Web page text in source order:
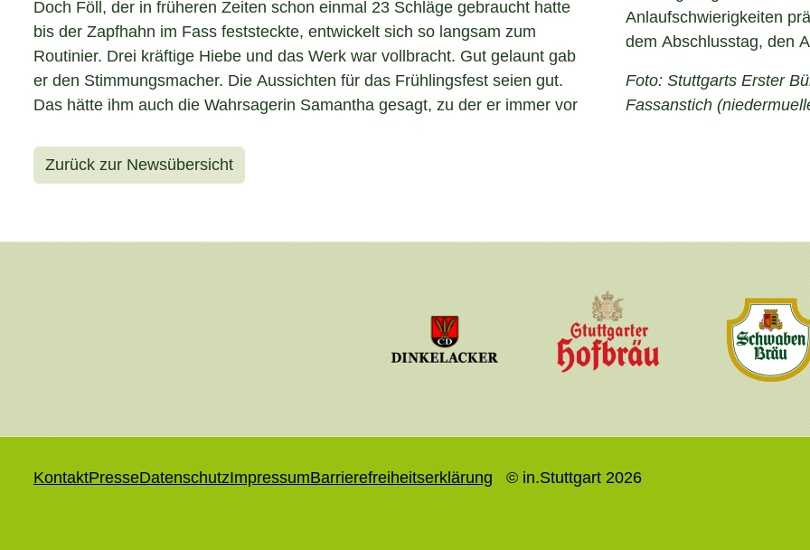
Doch Föll, der in früheren Zeiten schon einmal 23 Schläge gebraucht hatte
bis der Zapfhahn im Fass feststeckte, entwickelt sich so langsam zum
Routinier. Drei kräftige Hiebe und das Werk war vollbracht. Gut gelaunt gab
er den Stimmungsmacher. Die Aussichten für das Frühlingsfest seien gut.
Das hätte ihm auch die Wahrsagerin Samantha gesagt, zu der er immer vor
Anlaufschwierigkeiten
dem Abschlusstag, den
Foto: Stuttgarts Erster
Fassanstich
Zurück zur Newsübersicht
KontaktPresseDatenschutzImpressumBarrierefreiheitserklärung © in.Stuttgart 2026